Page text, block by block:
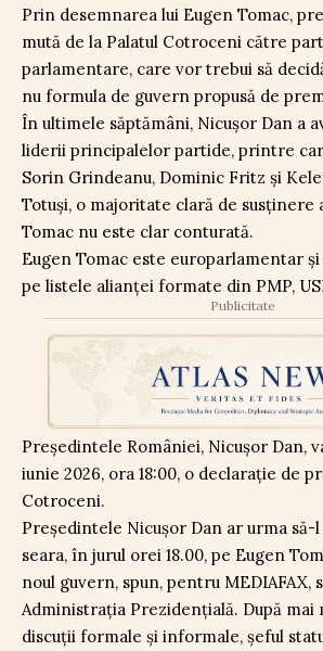
Prin desemnarea lui Eugen Tomac,
mută de la Palatul Cotroceni către
parlamentare, care vor trebui să
nu formula de guvern propusă de
În ultimele săptămâni, Nicușor Dan a
liderii principalelor partide, printre
Sorin Grindeanu, Dominic Fritz și
Totuși, o majoritate clară de susținere
Tomac nu este clar conturată.
Eugen Tomac este europarlamentar
pe listele alianței formate din PMP,
Publicitate
Președintele României, Nicușor Dan,
iunie 2026, ora 18:00, o declarație de
Cotroceni.
Președintele Nicușor Dan ar urma să-
seara, în jurul orei 18.00, pe Eugen
noul guvern, spun, pentru MEDIAFAX,
Administrația Prezidențială. După mai
discuții formale și informale, șeful